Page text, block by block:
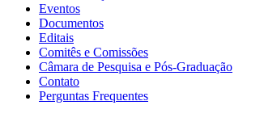
Eventos
Documentos
Editais
Comitês e Comissões
Câmara de Pesquisa e Pós-Graduação
Contato
Perguntas Frequentes